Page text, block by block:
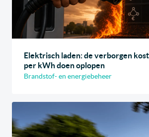
Elektrisch laden: de verborgen
per kWh doen oplopen
Brandstof- en energiebeheer